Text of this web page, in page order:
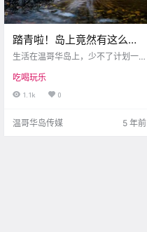
踏青啦！岛上竟然有这么多
瀑布可以打卡！
生活在温哥华岛上，少不了计划一
冲浪或许有些冷，但是咱们可以到
山里欣赏泉水瀑布呀！今天小编就
吃喝玩乐
1.1k 0
温哥华岛传媒 5 年前